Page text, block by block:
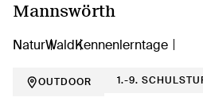
Mannswörth
NaturWaldKennenlerntage
OUTDOOR 1.-9.